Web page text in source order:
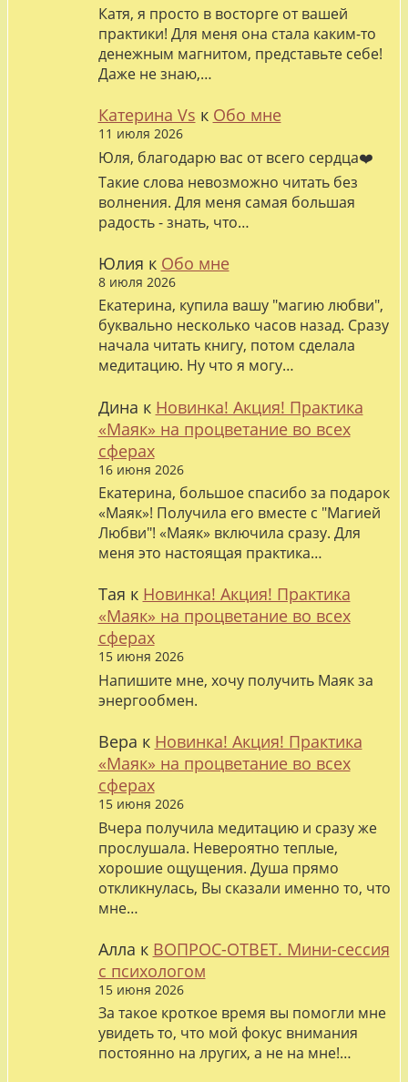
Катя, я просто в восторге от вашей
практики! Для меня она стала каким-то
денежным магнитом, представьте себе!
Даже не знаю,…
Катерина Vs к Обо мне
11 июля 2026
Юля, благодарю вас от всего сердца❤️
Такие слова невозможно читать без
волнения. Для меня самая большая
радость - знать, что…
Юлия к Обо мне
8 июля 2026
Екатерина, купила вашу "магию любви",
буквально несколько часов назад. Сразу
начала читать книгу, потом сделала
медитацию. Ну что я могу…
Дина к Новинка! Акция! Практика
«Маяк» на процветание во всех
сферах
16 июня 2026
Екатерина, большое спасибо за подарок
«Маяк»! Получила его вместе с "Магией
Любви"! «Маяк» включила сразу. Для
меня это настоящая практика…
Тая к Новинка! Акция! Практика
«Маяк» на процветание во всех
сферах
15 июня 2026
Напишите мне, хочу получить Маяк за
энергообмен.
Вера к Новинка! Акция! Практика
«Маяк» на процветание во всех
сферах
15 июня 2026
Вчера получила медитацию и сразу же
прослушала. Невероятно теплые,
хорошие ощущения. Душа прямо
откликнулась, Вы сказали именно то, что
мне…
Алла к ВОПРОС-ОТВЕТ. Мини-сессия
с психологом
15 июня 2026
За такое кроткое время вы помогли мне
увидеть то, что мой фокус внимания
постоянно на лругих, а не на мне!…